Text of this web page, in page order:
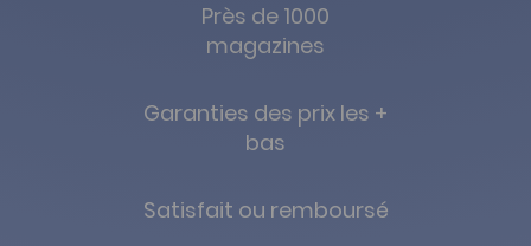
Près de 1000
magazines
Garanties des prix les +
bas
Satisfait ou remboursé